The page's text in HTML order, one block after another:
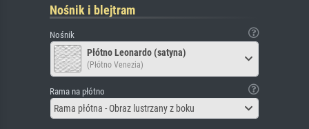
Nośnik i blejtram
Nośnik
Płótno Leonardo (satyna)
(Płótno Venezia)
Rama na płótno
Rama płótna - Obraz lustrzany z boku